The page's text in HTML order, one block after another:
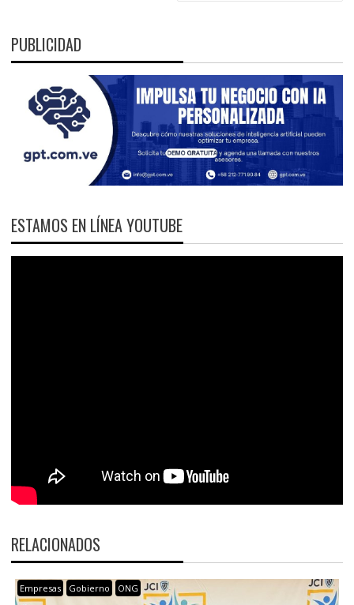
PUBLICIDAD
ESTAMOS EN LÍNEA YOUTUBE
RELACIONADOS
Empresas Gobierno ONG